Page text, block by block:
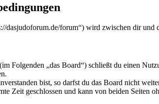
dasjudoforum.de/forum“) wird zwischen dir und
Folgenden „das Board“) schließt du einen
bist, so darfst du das Board nicht
Zeit geschlossen und kann von beiden Seiten